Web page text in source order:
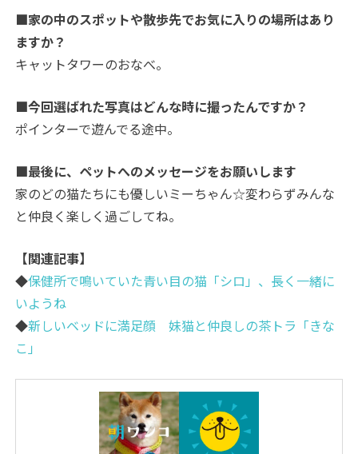
■家の中のスポットや散歩先でお気に入りの場所はあり
ますか？
キャットタワーのおなべ。
■今回選ばれた写真はどんな時に撮ったんですか？
ポインターで遊んでる途中。
■最後に、ペットへのメッセージをお願いします
家のどの猫たちにも優しいミーちゃん☆変わらずみんな
と仲良く楽しく過ごしてね。
【関連記事】
◆保健所で鳴いていた青い目の猫「シロ」、長く一緒に
いようね
◆新しいベッドに満足顔 妹猫と仲良しの茶トラ「きな
こ」